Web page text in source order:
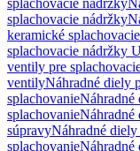
splachovacie nádržky
splachovacie nádržky
keramické
splachovacie nádržky
ventily pre
ventilyNáhradné diely
splachovanieNáhradné
splachovanieNáhradné
súpravyNáhradné
splachovanieNáhradné